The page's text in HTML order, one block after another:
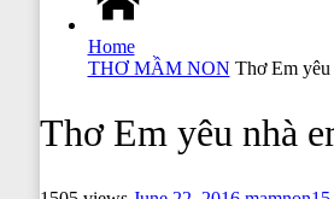
Home
THƠ MẦM NON Thơ Em yêu
Thơ Em yêu nhà